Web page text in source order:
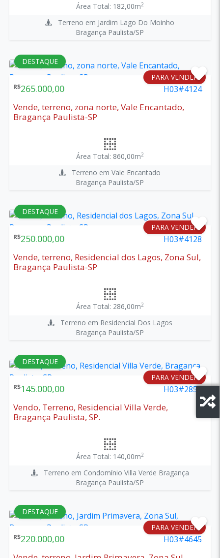
Área Total: 182,00m2
Terreno em Jardim Lago Do Moinho
Bragança Paulista/SP
DESTAQUE
PARA VENDER
R$265.000,00 H03#4124
Vende, terreno, zona norte, Vale Encantado,
Bragança Paulista-SP
Área Total: 860,00m2
Terreno em Vale Encantado
Bragança Paulista/SP
DESTAQUE
PARA VENDER
R$250.000,00 H03#4128
Vende, terreno, Residencial dos Lagos, Zona Sul,
Bragança Paulista-SP
Área Total: 286,00m2
Terreno em Residencial Dos Lagos
Bragança Paulista/SP
DESTAQUE
PARA VENDER
R$145.000,00 H03#2852
Vendo, Terreno, Residencial Villa Verde,
Bragança Paulista, SP.
Área Total: 140,00m2
Terreno em Condomínio Villa Verde Bragança
Bragança Paulista/SP
DESTAQUE
PARA VENDER
R$220.000,00 H03#4645